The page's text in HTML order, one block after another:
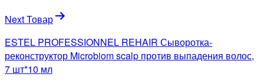
Next Товар
ESTEL PROFESSIONNEL REHAIR Сыворотка-
реконструктор Microbiom scalp против выпадения волос,
7 шт*10 мл